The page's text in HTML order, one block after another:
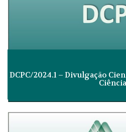
DCPC/2024.1 – Divulgação
Ciência